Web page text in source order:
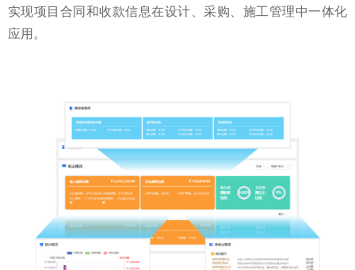
实现项目合同和收款信息在设计、采购、施工管理中一体化
应用。